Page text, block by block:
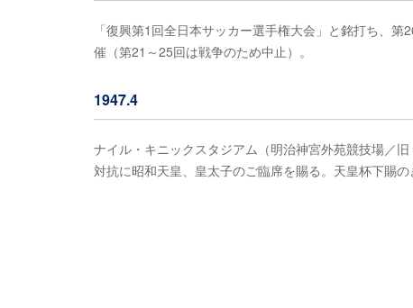
「復興第1回全日本サッカー選手権大会」と銘打ち、
催（第21～25回は戦争のため中止）。
1947.4
ナイル・キニックスタジアム（明治神宮外苑競技場／
対抗に昭和天皇、皇太子のご臨席を賜る。天皇杯下賜の